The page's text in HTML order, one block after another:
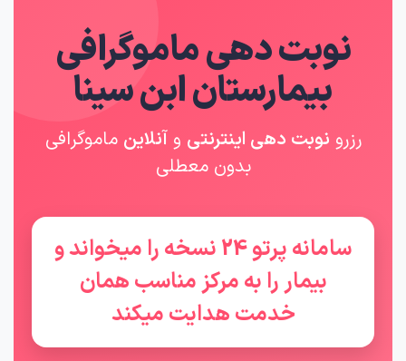
نوبت دهی ماموگرافی
بیمارستان ابن سینا
رزرو نوبت دهی اینترنتی وآنلاین ماموگرافی
بدون معطلی
سامانه پرتو 24 نسخه را میخواند و
بیمار را به مرکز مناسب همان
خدمت هدایت میکند